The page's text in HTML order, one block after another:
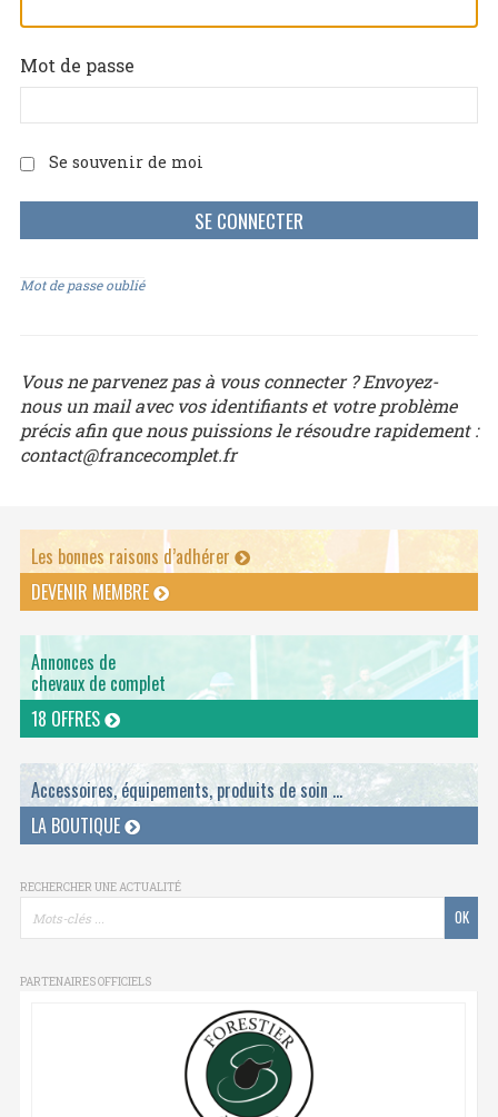
Mot de passe
Se souvenir de moi
Mot de passe oublié
Vous ne parvenez pas à vous connecter ? Envoyez-
nous un mail avec vos identifiants et votre problème
précis afin que nous puissions le résoudre rapidement :
contact@francecomplet.fr
Les bonnes raisons d’adhérer
DEVENIR MEMBRE
Annonces de
chevaux de complet
18 OFFRES
Accessoires, équipements, produits de soin ...
LA BOUTIQUE
RECHERCHER UNE ACTUALITÉ
PARTENAIRES OFFICIELS